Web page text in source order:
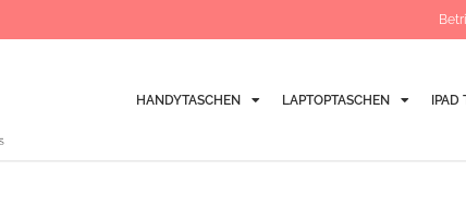
HANDYTASCHEN LAPTOPTASCHEN IPAD